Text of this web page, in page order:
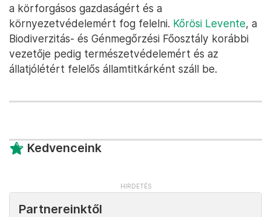
a körforgásos gazdaságért és a
környezetvédelemért fog felelni. Kőrösi Levente, a
Biodiverzitás- és Génmegőrzési Főosztály korábbi
vezetője pedig természetvédelemért és az
állatjólétért felelős államtitkárként száll be.
Kedvenceink
Partnereinktől